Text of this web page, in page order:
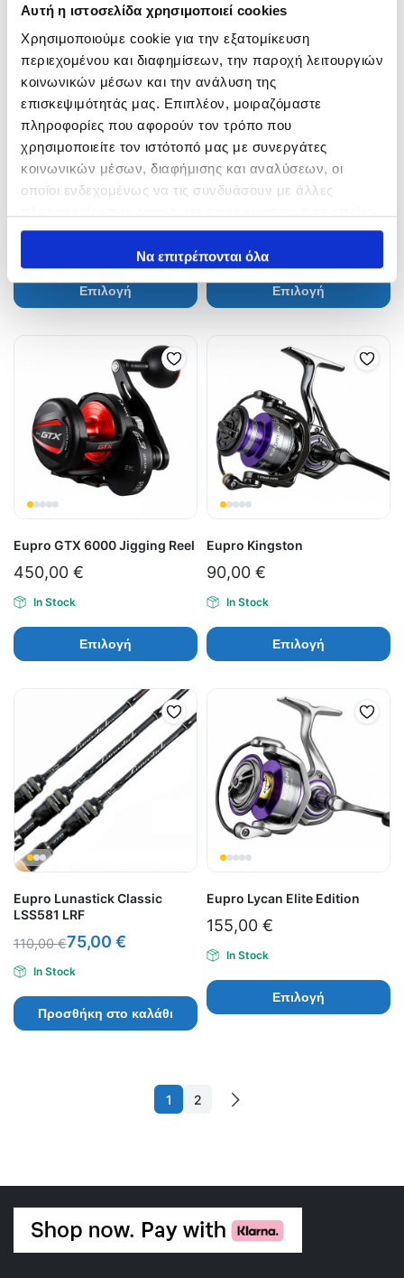
Αυτή η ιστοσελίδα χρησιμοποιεί cookies
Χρησιμοποιούμε cookie για την εξατομίκευση
περιεχομένου και διαφημίσεων, την παροχή λειτουργιών
κοινωνικών μέσων και την ανάλυση της
επισκεψιμότητάς μας. Επιπλέον, μοιραζόμαστε
πληροφορίες που αφορούν τον τρόπο που
χρησιμοποιείτε τον ιστότοπό μας με συνεργάτες
κοινωνικών μέσων, διαφήμισης και αναλύσεων, οι
οποίοι ενδεχομένως να τις συνδυάσουν με άλλες
έχουν συλλέξει σε σχέση με την από μέρους σας χρήση
των υπηρεσιών τους.Να επιτρέπονται όλα
Eupro G-FORCE 3000 Jigging
Reel
510,00€
Επιλογή
Eupro GOKUDO SLOW
JIGGING
280,00€
In Stock
Επιλογή
Eupro GTX 6000 Jigging Reel
450,00 €
In Stock
Επιλογή
Eupro Kingston
90,00 €
In Stock
Επιλογή
Eupro Lunastick Classic
LSS581 LRF
110,00€75,00 €
In Stock
Προσθήκη στο καλάθι
Eupro Lycan Elite Edition
155,00 €
In Stock
Επιλογή
1 2